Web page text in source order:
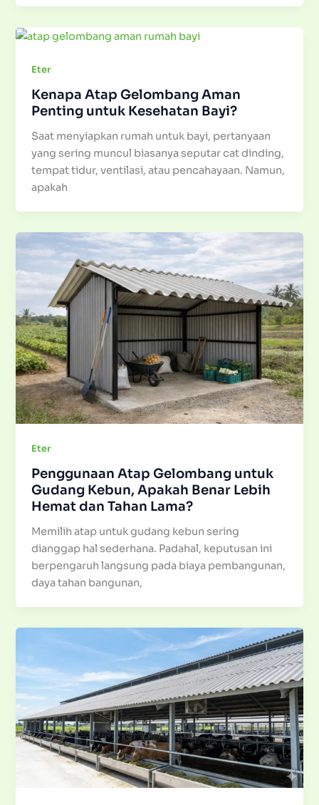
Eter
Kenapa Atap Gelombang Aman
Penting untuk Kesehatan Bayi?
Saat menyiapkan rumah untuk bayi, pertanyaan
yang sering muncul biasanya seputar cat dinding,
tempat tidur, ventilasi, atau pencahayaan. Namun,
apakah
Eter
Penggunaan Atap Gelombang untuk
Gudang Kebun, Apakah Benar Lebih
Hemat dan Tahan Lama?
Memilih atap untuk gudang kebun sering
dianggap hal sederhana. Padahal, keputusan ini
berpengaruh langsung pada biaya pembangunan,
daya tahan bangunan,